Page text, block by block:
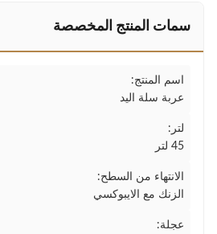
سمات المنتج المخصصة
اسم المنتج:
عربة سلة اليد
لتر:
45 لتر
الانتهاء من السطح:
الزنك مع الايبوكسي
عجلة: